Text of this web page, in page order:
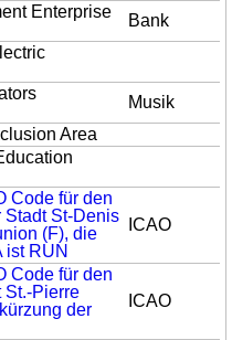
Enterprise
Bank
Musik
Area
Code für den
Stadt St-Denis
(F), die
ist RUN
ICAO
Code für den
St.-Pierre
der
ICAO